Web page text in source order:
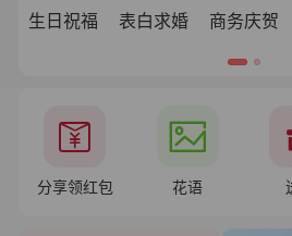
生日祝福 表白求婚 商务庆贺
分享领红包 花语